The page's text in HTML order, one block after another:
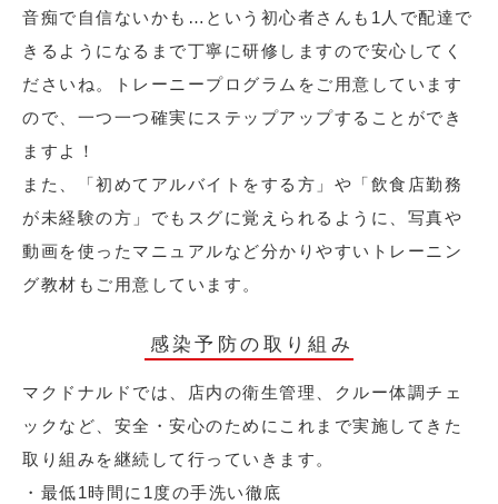
音痴で自信ないかも…という初心者さんも1人で配達で
きるようになるまで丁寧に研修しますので安心してく
ださいね。トレーニープログラムをご用意しています
ので、一つ一つ確実にステップアップすることができ
ますよ！
また、「初めてアルバイトをする方」や「飲食店勤務
が未経験の方」でもスグに覚えられるように、写真や
動画を使ったマニュアルなど分かりやすいトレーニン
グ教材もご用意しています。
感染予防の取り組み
マクドナルドでは、店内の衛生管理、クルー体調チェ
ックなど、安全・安心のためにこれまで実施してきた
取り組みを継続して行っていきます。
・最低1時間に1度の手洗い徹底